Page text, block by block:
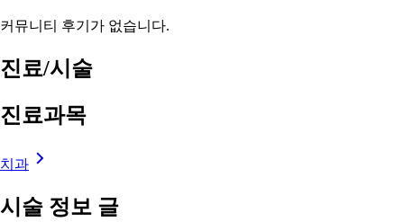
커뮤니티 후기가 없습니다.
진료/시술
진료과목
치과
시술 정보 글